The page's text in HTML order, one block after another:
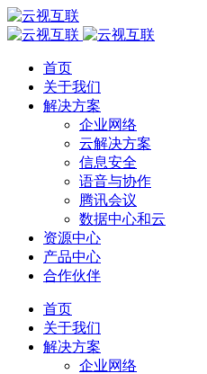
首页
关于我们
解决方案
企业网络
云解决方案
信息安全
语音与协作
腾讯会议
数据中心和云
资源中心
产品中心
合作伙伴
首页
关于我们
解决方案
企业网络